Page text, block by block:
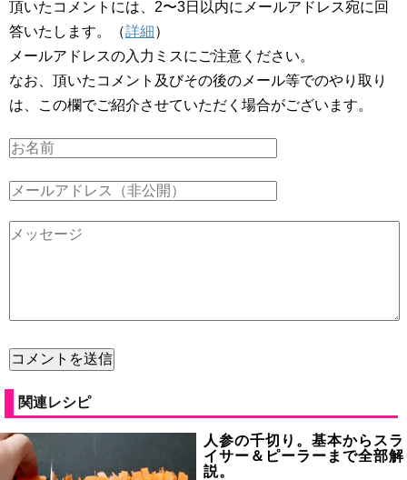
頂いたコメントには、2〜3日以内にメールアドレス宛に回
答いたします。（詳細）
メールアドレスの入力ミスにご注意ください。
なお、頂いたコメント及びその後のメール等でのやり取り
は、この欄でご紹介させていただく場合がございます。
関連レシピ
人参の千切り。基本からスラ
イサー＆ピーラーまで全部解
説。